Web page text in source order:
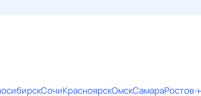
СочиКрасноярскОмскСамара